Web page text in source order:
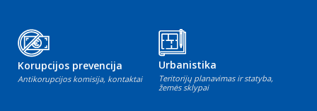
Korupcijos prevencija
Antikorupcijos komisija, kontaktai
Urbanistika
Teritorijų planavimas ir statyba,
žemės sklypai